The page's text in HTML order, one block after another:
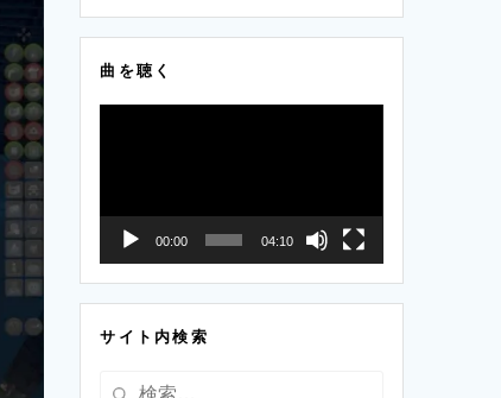
曲を聴く
ー
00:00 04:10
サイト内検索
検